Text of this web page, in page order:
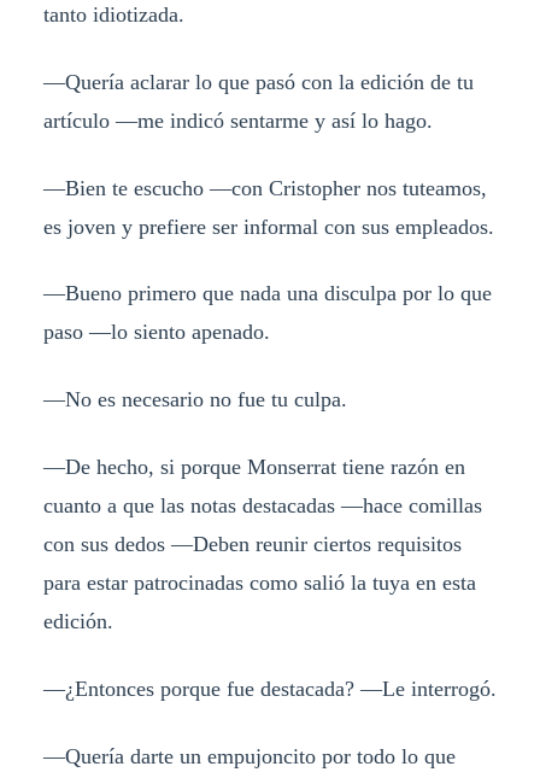
tanto idiotizada.
—Quería aclarar lo que pasó con la edición de tu
artículo —me indicó sentarme y así lo hago.
—Bien te escucho —con Cristopher nos tuteamos,
es joven y prefiere ser informal con sus empleados.
—Bueno primero que nada una disculpa por lo que
paso —lo siento apenado.
—No es necesario no fue tu culpa.
—De hecho, si porque Monserrat tiene razón en
cuanto a que las notas destacadas —hace comillas
con sus dedos —Deben reunir ciertos requisitos
para estar patrocinadas como salió la tuya en esta
edición.
—¿Entonces porque fue destacada? —Le interrogó.
—Quería darte un empujoncito por todo lo que